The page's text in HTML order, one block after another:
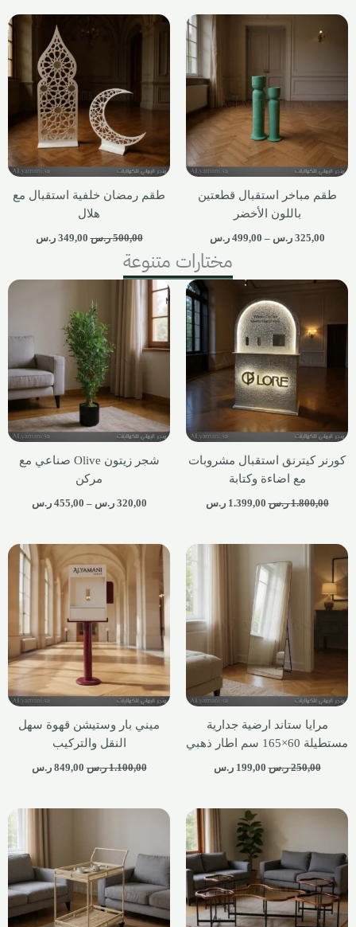
طقم مباخر استقبال قطعتين
باللون الأخضر
325,00 ر.س –
499,00 ر.س
طقم رمضان خلفية استقبال مع
هلال
500,00 ر.س 349,00 ر.س
مختارات متنوعة
كورنر كيترنق استقبال مشروبات
مع اضاءة وكتابة
1.800,00 ر.س 1.399,00 ر.س
شجر زيتون Olive صناعي مع
مركن
320,00 ر.س –
455,00 ر.س
مرايا ستاند ارضية جدارية
مستطيلة 60×165 سم اطار ذهبي
250,00 ر.س 199,00 ر.س
ميني بار وستيشن قهوة سهل
النقل والتركيب
1.100,00 ر.س 849,00 ر.س